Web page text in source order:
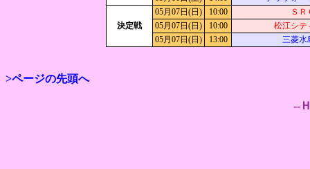
決定戦
05月07日(日) 10:00
Ｓ
05月07日(日)
10:00
松江シテ
05月07日(日)
13:00 三菱水
>ページの先頭へ
--